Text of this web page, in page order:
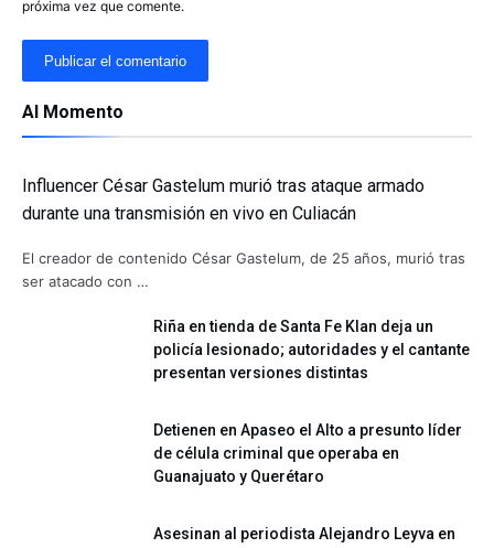
próxima vez que comente.
Al Momento
Influencer César Gastelum murió tras ataque armado
durante una transmisión en vivo en Culiacán
El creador de contenido César Gastelum, de 25 años, murió tras
ser atacado con …
Riña en tienda de Santa Fe Klan deja un
policía lesionado; autoridades y el cantante
presentan versiones distintas
Detienen en Apaseo el Alto a presunto líder
de célula criminal que operaba en
Guanajuato y Querétaro
Asesinan al periodista Alejandro Leyva en